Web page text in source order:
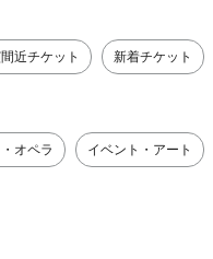
近チケット 新着チケット
オペラ イベント・アート